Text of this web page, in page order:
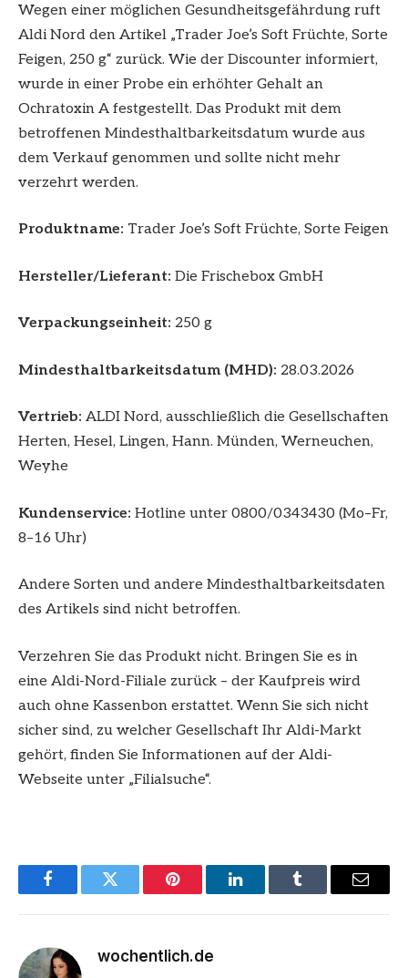
Wegen einer möglichen Gesundheitsgefährdung ruft
Aldi Nord den Artikel „Trader Joe’s Soft Früchte, Sorte
Feigen, 250 g“ zurück. Wie der Discounter informiert,
wurde in einer Probe ein erhöhter Gehalt an
Ochratoxin A festgestellt. Das Produkt mit dem
betroffenen Mindesthaltbarkeitsdatum wurde aus
dem Verkauf genommen und sollte nicht mehr
verzehrt werden.
Produktname: Trader Joe’s Soft Früchte, Sorte Feigen
Hersteller/Lieferant: Die Frischebox GmbH
Verpackungseinheit: 250 g
Mindesthaltbarkeitsdatum (MHD): 28.03.2026
Vertrieb: ALDI Nord, ausschließlich die Gesellschaften
Herten, Hesel, Lingen, Hann. Münden, Werneuchen,
Weyhe
Kundenservice: Hotline unter 0800/0343430 (Mo–Fr,
8–16 Uhr)
Andere Sorten und andere Mindesthaltbarkeitsdaten
des Artikels sind nicht betroffen.
Verzehren Sie das Produkt nicht. Bringen Sie es in
eine Aldi-Nord-Filiale zurück – der Kaufpreis wird
auch ohne Kassenbon erstattet. Wenn Sie sich nicht
sicher sind, zu welcher Gesellschaft Ihr Aldi-Markt
gehört, finden Sie Informationen auf der Aldi-
Webseite unter „Filialsuche“.
FacebookTwitter Pinterest LinkedInTumblr Email
wochentlich.de